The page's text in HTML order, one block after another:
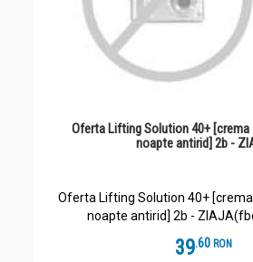
Oferta Lifting Solution 40+ [crema
noapte antirid] 2b -
Oferta Lifting Solution 40+
noapte antirid] 2b -
39.6 RON